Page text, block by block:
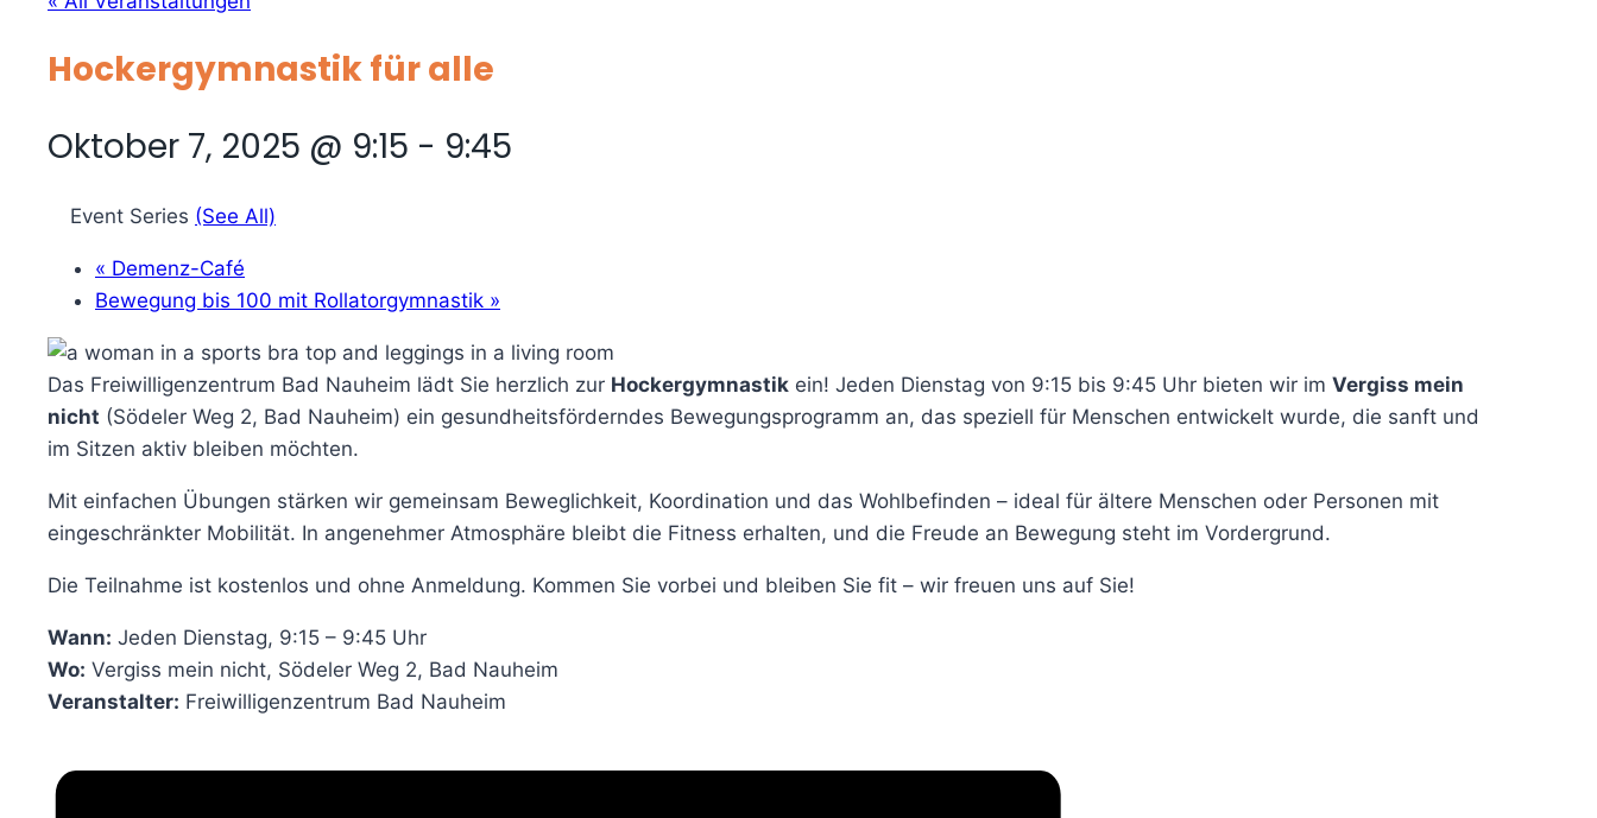
Hockergymnastik für alle
Oktober 7, 2025 @ 9:15 - 9:45
Event Series (See All)
« Demenz-Café
Bewegung bis 100 mit Rollatorgymnastik »
Das Freiwilligenzentrum Bad Nauheim lädt Sie herzlich zur Hockergymnastik ein! Jeden Dienstag von 9:15 bis 9:45 Uhr bieten wir im Vergiss mein
nicht (Södeler Weg 2, Bad Nauheim) ein gesundheitsförderndes Bewegungsprogramm an, das speziell für Menschen entwickelt wurde, die sanft und
im Sitzen aktiv bleiben möchten.
Mit einfachen Übungen stärken wir gemeinsam Beweglichkeit, Koordination und das Wohlbefinden – ideal für ältere Menschen oder Personen mit
eingeschränkter Mobilität. In angenehmer Atmosphäre bleibt die Fitness erhalten, und die Freude an Bewegung steht im Vordergrund.
Die Teilnahme ist kostenlos und ohne Anmeldung. Kommen Sie vorbei und bleiben Sie fit – wir freuen uns auf Sie!
Wann: Jeden Dienstag, 9:15 – 9:45 Uhr
Wo: Vergiss mein nicht, Södeler Weg 2, Bad Nauheim
Veranstalter: Freiwilligenzentrum Bad Nauheim